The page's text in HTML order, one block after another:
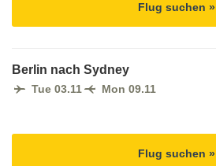
Flug suchen »
Berlin nach Sydney
Tue 03.11 Mon 09.11
Flug suchen »